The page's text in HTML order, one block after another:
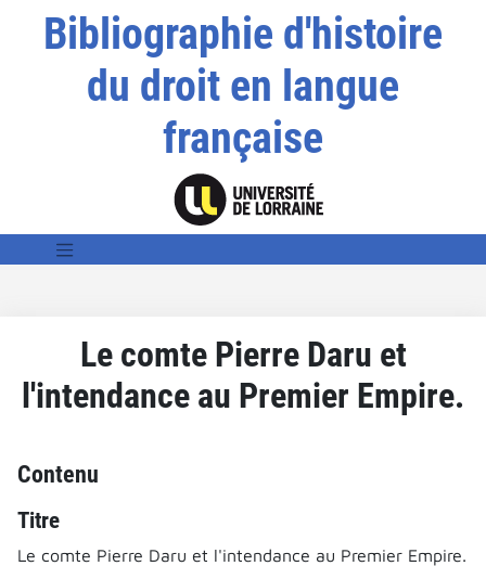
Bibliographie d'histoire
du droit en langue
française
Le comte Pierre Daru et
l'intendance au Premier Empire.
Contenu
Titre
Le comte Pierre Daru et l'intendance au Premier Empire.